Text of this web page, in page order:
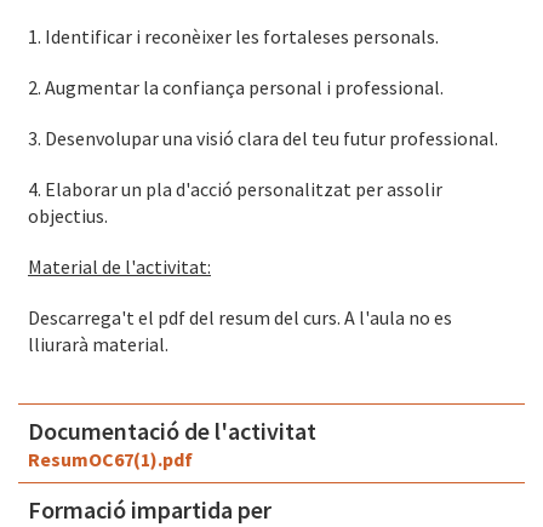
1. Identificar i reconèixer les fortaleses personals.
2. Augmentar la confiança personal i professional.
3. Desenvolupar una visió clara del teu futur professional.
4. Elaborar un pla d'acció personalitzat per assolir
objectius.
Material de l'activitat:
Descarrega't el pdf del resum del curs. A l'aula no es
lliurarà material.
Documentació de l'activitat
ResumOC67(1).pdf
Formació impartida per